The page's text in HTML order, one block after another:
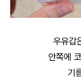
우유갑
안쪽에
기